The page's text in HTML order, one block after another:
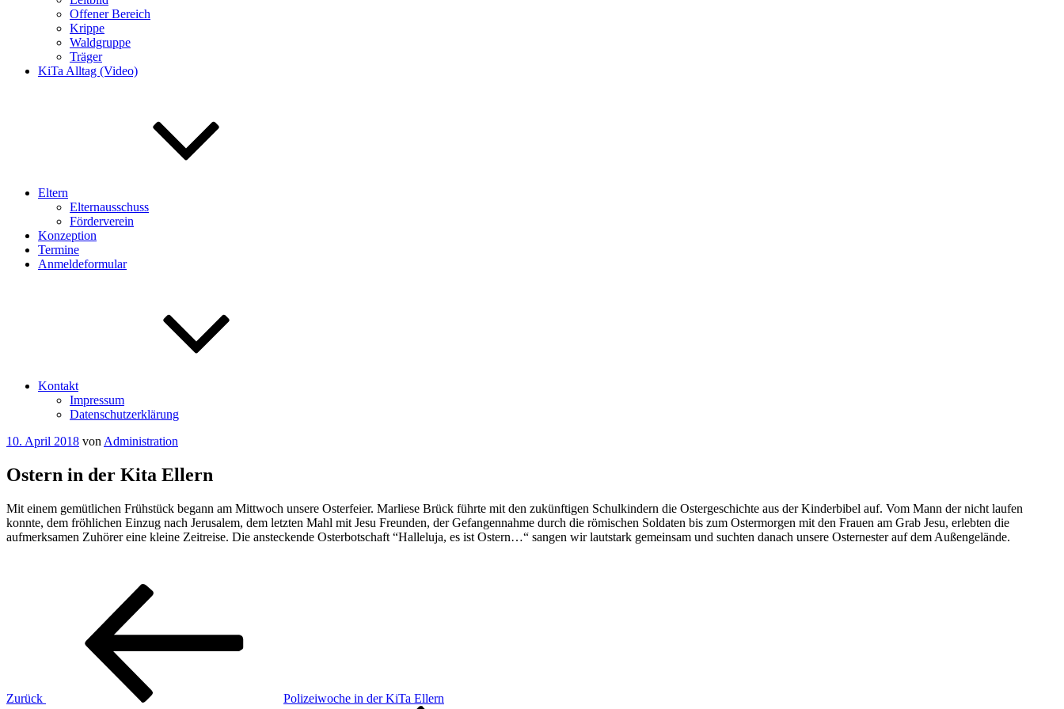
Offener Bereich
Krippe
Waldgruppe
Träger
KiTa Alltag (Video)
Eltern
Elternausschuss
Förderverein
Konzeption
Termine
Anmeldeformular
Kontakt
Impressum
Datenschutzerklärung
Veröffentlicht
10. April 2018 von Administration
Ostern in der Kita Ellern
Mit einem gemütlichen Frühstück begann am Mittwoch unsere Osterfeier. Marliese Brück führte mit den zukünftigen Schulkindern die Ostergeschichte aus der Kinderbibel auf. Vom Mann der nicht laufen
konnte, dem fröhlichen Einzug nach Jerusalem, dem letzten Mahl mit Jesu Freunden, der Gefangennahme durch die römischen Soldaten bis zum Ostermorgen mit den Frauen am Grab Jesu, erlebten die
aufmerksamen Zuhörer eine kleine Zeitreise. Die ansteckende Osterbotschaft “Halleluja, es ist Ostern…“ sangen wir lautstark gemeinsam und suchten danach unsere Osternester auf dem Außengelände.
Beitragsnavigation
Zurück
Polizeiwoche in der KiTa Ellern